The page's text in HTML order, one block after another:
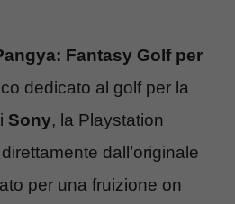
Fantasy Golf per
dedicato al golf per la
Sony, la Playstation
dall’originale
per una fruizione on